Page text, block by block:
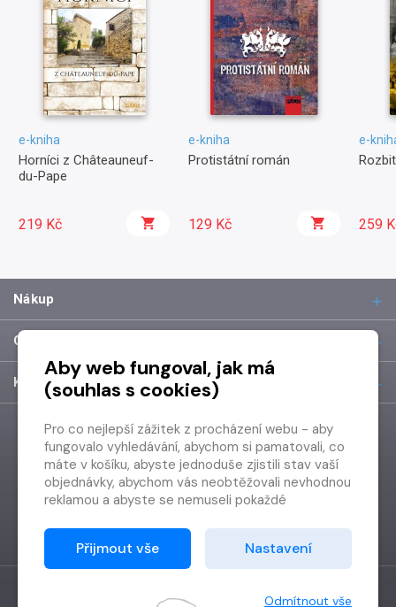
e-kniha
Horníci z Châteauneuf-
du-Pape
219 Kč
e-kniha
Protistátní román
129 Kč
e-
259
Nákup
O společnosti
Kontakt
Aby web fungoval, jak má
(souhlas s cookies)
Pro co nejlepší zážitek z procházení webu - aby
fungovalo vyhledávání, abychom si pamatovali, co
máte v košíku, abyste jednoduše zjistili stav vaší
objednávky, abychom vás neobtěžovali nevhodnou
reklamou a abyste se nemuseli pokaždé
Proto od vás potřebujeme souhlas se
zpracováním souborů cookies
Děkujeme, že nám ho dáte a pomůžete nám tak
Přijmout vše Nastavení
Odmítnout vše